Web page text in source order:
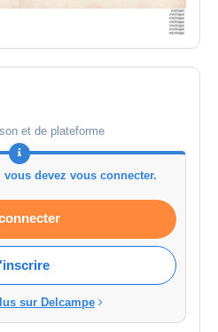
et de plateforme
devez vous connecter.
sur Delcampe